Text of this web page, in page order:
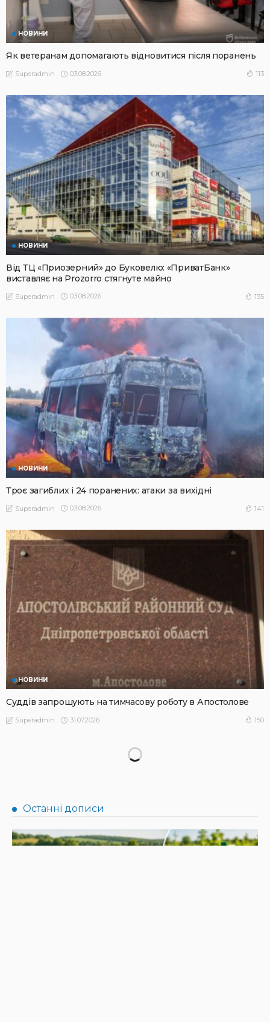
НОВИНИ
Як ветеранам допомагають відновитися після поранень
Superadmin 03.08.2026 113
НОВИНИ
Від ТЦ «Приозерний» до Буковелю: «ПриватБанк»
виставляє на Prozorro стягнуте майно
Superadmin 03.08.2026 135
НОВИНИ
Троє загиблих і 24 поранених: атаки за вихідні
Superadmin 03.08.2026 141
НОВИНИ
Суддів запрошують на тимчасову роботу в Апостолове
Superadmin 31.07.2026 150